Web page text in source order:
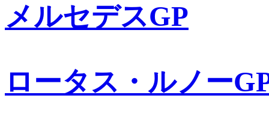
メルセデスGP
ロータス・ルノー